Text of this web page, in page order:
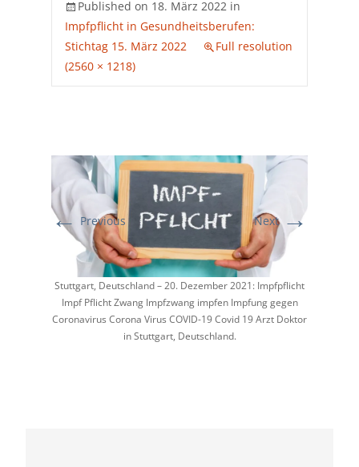
Published on 18. März 2022 in
Impfpflicht in Gesundheitsberufen:
Stichtag 15. März 2022
Full resolution
(2560 × 1218)
← Previous Next→
Stuttgart, Deutschland – 20. Dezember 2021: Impfpflicht
Impf Pflicht Zwang Impfzwang impfen Impfung gegen
Coronavirus Corona Virus COVID-19 Covid 19 Arzt Doktor
in Stuttgart, Deutschland.